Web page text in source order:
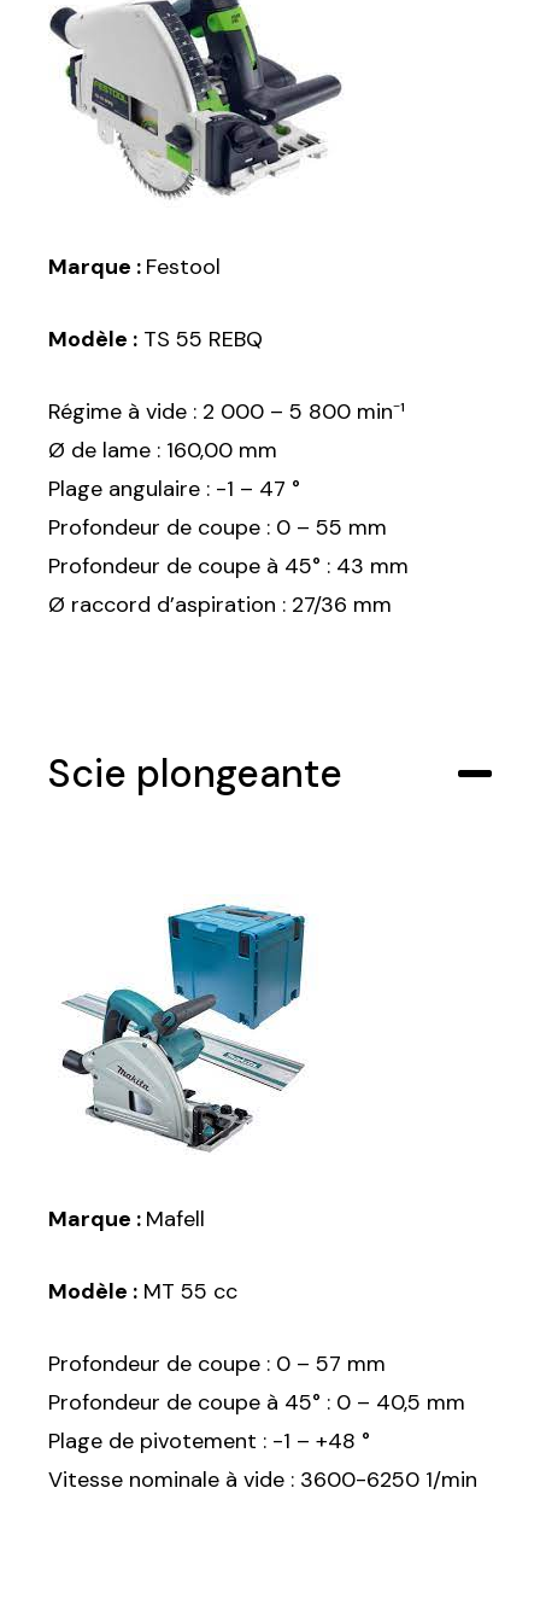
Marque : Festool
Modèle : TS 55 REBQ
Régime à vide : 2 000 – 5 800 min⁻¹
Ø de lame : 160,00 mm
Plage angulaire : -1 – 47 °
Profondeur de coupe : 0 – 55 mm
Profondeur de coupe à 45° : 43 mm
Ø raccord d’aspiration : 27/36 mm
Scie plongeante
Marque : Mafell
Modèle : MT 55 cc
Profondeur de coupe : 0 – 57 mm
Profondeur de coupe à 45° : 0 – 40,5 mm
Plage de pivotement : -1 – +48 °
Vitesse nominale à vide : 3600-6250 1/min